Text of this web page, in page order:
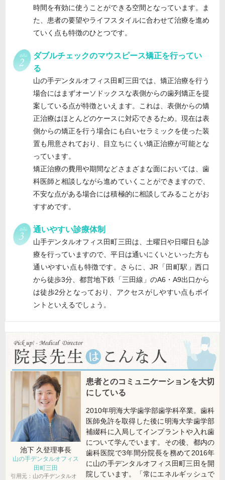
時間を有効に使うことができる空間となっています。ま
た、患者の要望やライフスタイルに合わせて治療を進め
ていく点も特徴のひとつです。
ダブルチェックのマウスピース矯正を行ってい
る
山の手デンタルオフィス田町三田では、矯正治療を行う
場合にはまずオーソドックスな表側からの歯列矯正を提
案している点が特徴といえます。これは、表側からの矯
正治療はほとんどのケースに対応できるため。現在は表
側からの矯正を行う場合にも白いセラミックを使った装
置も用意されており、目立ちにくい矯正治療が可能とな
っています。
矯正治療の費用や期間などさまざまな面においては、歯
科医師と相談しながら進めていくことができますので、
不安な点がある場合には積極的に相談してみることがお
すすめです。
通いやすい診療体制
山手デンタルオフィス田町三田は、土曜日や日曜日も診
療を行っていますので、平日は通いにくいといった方も
通いやすい点も特徴です。さらに、JR「田町駅」西口
から徒歩3分、都営地下鉄「三田線」のA6・A9出口から
は徒歩2分となっており、アクセスがしやすい点もポイ
ントといえるでしょう。
池下 久登理事長
山の手デンタルオフィス
田町三田
引用元：山の手デンタルオ
患者とのコミュニケーションを大切
にしている
2010年明海大学歯学部歯学科卒業。歯科
医師免許を取得した後に明海大学歯学部
補綴科に入局してインプラントや入れ歯
について学んでいます。その後、都内の
歯科医院で3年間分院長を務めて2016年
に山の手デンタルオフィス田町三田を開
院しています。「常にエネルギッシュで